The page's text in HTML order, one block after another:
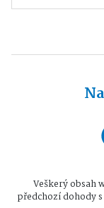
Veškerý obsah
předchozí dohody